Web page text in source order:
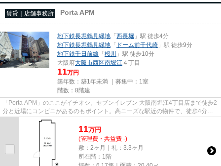
賃貸｜店舗事務所 Porta APM
地下鉄長堀鶴見緑地 「西長堀 」駅 徒歩4分
地下鉄長堀鶴見緑地 「 ドーム前千代崎 」駅 徒歩9分
地下鉄千日前線 「桜川
」駅 徒歩10分
大阪府大阪市西区南堀江 ４丁目
11万円
築年数：築1年未満 ｜募集中： 1室
階数：8階建
「Porta APM」のここがイチオシ。セブンイレブン 大阪南堀江4丁目店まで徒歩2
分と近場にコンビニがあるのもポイント。高ニーズな駅近の物件で、徒歩4分で
駅に行くことができます。駐車...
11万円
(管理費・共益費 -)
敷：2ヶ月｜礼：3.3ヶ月
所在階：1階